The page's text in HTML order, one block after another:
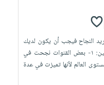
النجاح فيجب أن يكون لديك
تميز، ولك أن تتأمل في حياة الناجحين: ١- بعض القنوات نجحت في
العالم لأنها تميزت في عدة